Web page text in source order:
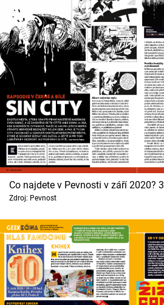
Co najdete v Pevnosti v září 2020? 3
Zdroj: Pevnost